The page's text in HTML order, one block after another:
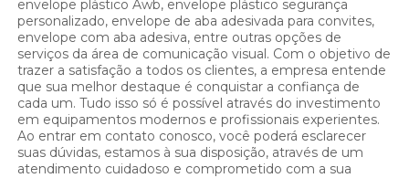
envelope plástico Awb, envelope plástico segurança
personalizado, envelope de aba adesivada para convites,
envelope com aba adesiva, entre outras opções de
serviços da área de comunicação visual. Com o objetivo de
trazer a satisfação a todos os clientes, a empresa entende
que sua melhor destaque é conquistar a confiança de
cada um. Tudo isso só é possível através do investimento
em equipamentos modernos e profissionais experientes.
Ao entrar em contato conosco, você poderá esclarecer
suas dúvidas, estamos à sua disposição, através de um
atendimento cuidadoso e comprometido com a sua